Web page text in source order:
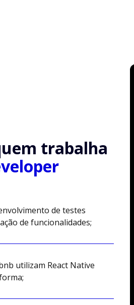
trabalha
de testes
de funcionalidades;
utilizam React Native